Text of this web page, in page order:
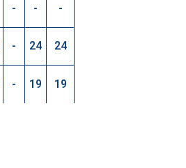
- - -
- 24 24
- 19 19